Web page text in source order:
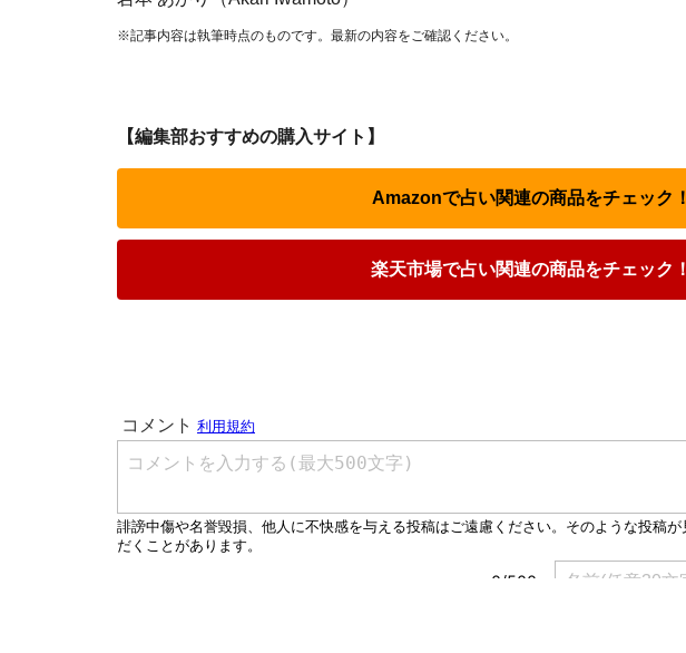
※記事内容は執筆時点のものです。最新の内容をご確認ください。
【編集部おすすめの購入サイト】
Amazonで占い関連の商品をチェック！
楽天市場で占い関連の商品をチェック！